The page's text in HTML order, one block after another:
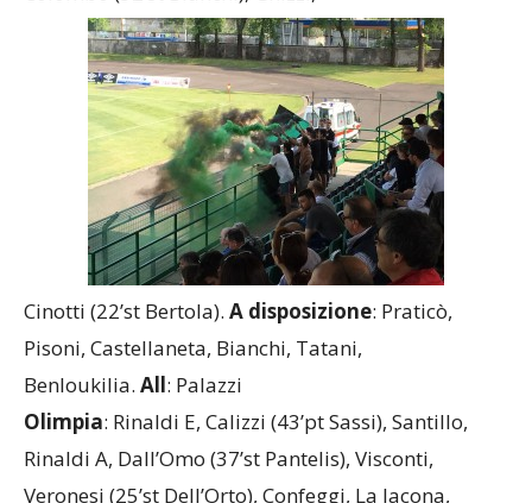
Colombo (32’st Bianchi), Ghizzi,
Pisoni, Castellaneta, Bianchi, Tatani,
Benloukilia.